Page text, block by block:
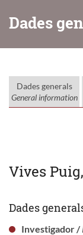
Dades
Dades generals
General information
Vives
Dades
Investigador /